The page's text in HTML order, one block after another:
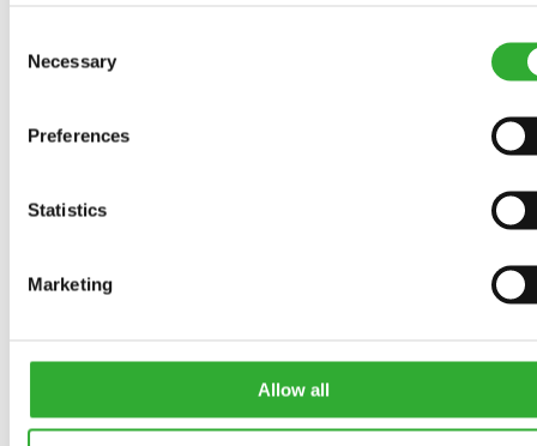
Selection
Necessary
Preferences
Statistics
Marketing
Allow all
AANBOUWWERKTUIGEN EN OPTIES